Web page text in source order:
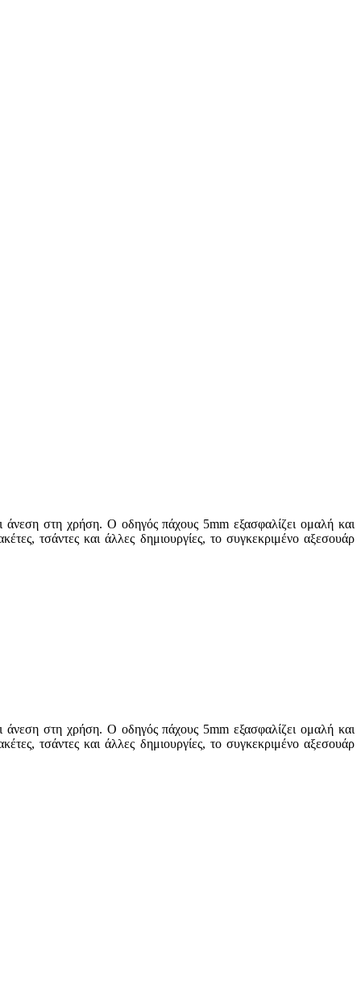
άνεση στη χρήση. Ο οδηγός πάχους 5mm εξασφαλίζει ομαλή και
τσάντες και άλλες δημιουργίες, το συγκεκριμένο αξεσουάρ
άνεση στη χρήση. Ο οδηγός πάχους 5mm εξασφαλίζει ομαλή και
τσάντες και άλλες δημιουργίες, το συγκεκριμένο αξεσουάρ